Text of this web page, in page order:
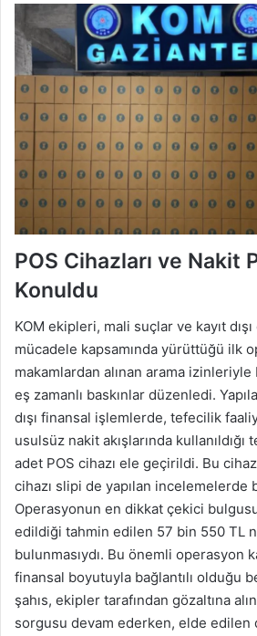
POS Cihazları ve Nakit
Konuldu
KOM ekipleri, mali suçlar ve kayıt
mücadele kapsamında yürüttüğü ilk
makamlardan alınan arama
eş zamanlı baskınlar düzenledi.
dışı finansal işlemlerde, tefecilik
usulsüz nakit akışlarında
adet POS cihazı ele geçirildi. Bu
cihazı slipi de yapılan incelemelerde
Operasyonun en dikkat çekici
edildiği tahmin edilen 57 bin 550 TL
bulunmasıydı. Bu önemli operasyon
finansal boyutuyla bağlantılı olduğu
şahıs, ekipler tarafından gözaltına
sorgusu devam ederken, elde edilen